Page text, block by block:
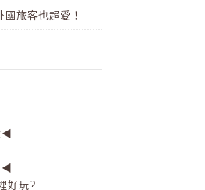
國旅客也超愛！
◀
◀
好玩?